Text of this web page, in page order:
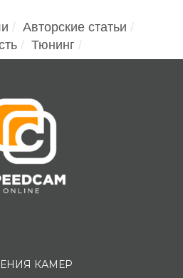
Авторские статьи
Тюнинг
КАМЕР